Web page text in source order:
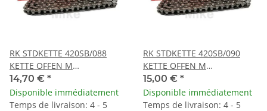
RK STDKETTE 420SB/088
KETTE OFFEN M
CLIPSCHLOSS
14,70 € *
Disponible immédiatement
Temps de livraison: 4 - 5
RK STDKETTE 420SB/090
KETTE OFFEN M
CLIPSCHLOSS
15,00 € *
Disponible immédiatement
Temps de livraison: 4 - 5